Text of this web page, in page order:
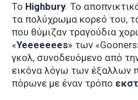
Το Highbury. Το
τα πολύχρωμα κορεό του,
που θύμιζαν τραγούδια
«Yeeeeeees» των
γκολ, συνοδευόμενο από
εικόνα λόγω των έξαλλων
πόρωνε με έναν τρόπο